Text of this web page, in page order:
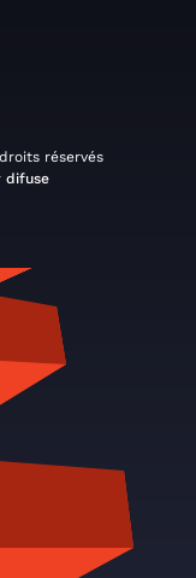
réservés
difuse